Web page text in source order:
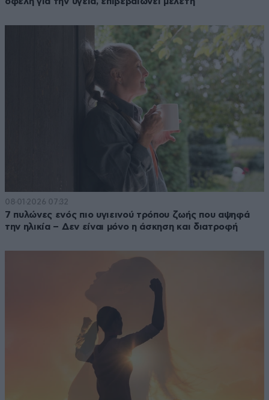
08·01·2026 07:32
7 πυλώνες ενός πιο υγιεινού τρόπου ζωής που αψηφά
την ηλικία – Δεν είναι μόνο η άσκηση και διατροφή